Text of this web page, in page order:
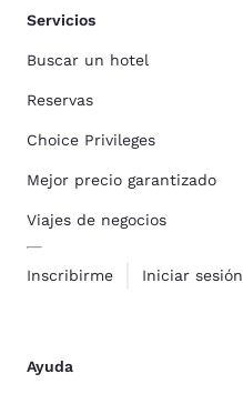
Servicios
Buscar un hotel
Reservas
Choice Privileges
Mejor precio garantizado
Viajes de negocios
Inscribirme Iniciar sesión
Ayuda